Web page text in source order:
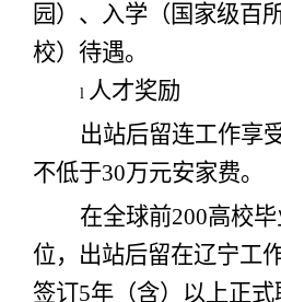
园）、入学（国家级百
校）待遇。
l 人才奖励
出站后留连工作享
不低于30万元安家费。
在全球前200高校
位，出站后留在辽宁工
签订5年（含）以上正